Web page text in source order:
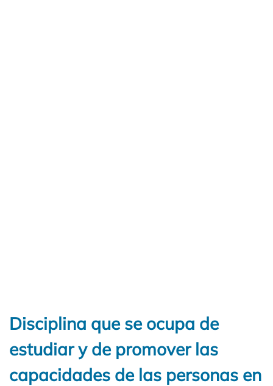
Disciplina que se ocupa de
estudiar y de promover las
capacidades de las personas en